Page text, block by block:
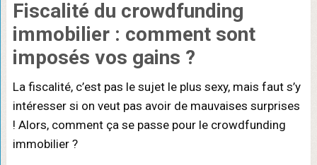
Fiscalité du crowdfunding
immobilier : comment sont
imposés vos gains ?
La fiscalité, c’est pas le sujet le plus sexy, mais faut s’y
intéresser si on veut pas avoir de mauvaises surprises
! Alors, comment ça se passe pour le crowdfunding
immobilier ?